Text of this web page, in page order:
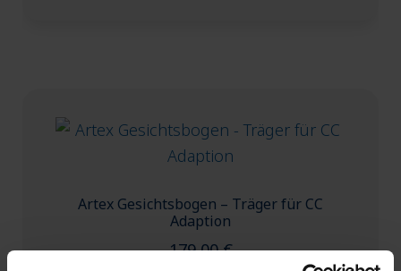
Artex Gesichtsbogen – Träger für CC
Adaption
179,00€